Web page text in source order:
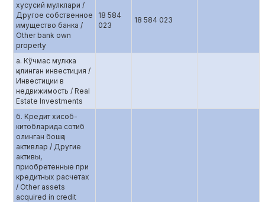
хусусий мулклари /
Другое собственное
имущество банка /
Other bank own
property
18 584
023
18 584 023
а. Кўчмас мулкка
қилинган инвестиция /
Инвестиции в
недвижимость / Real
Estate Investments
б. Кредит хисоб-
китобларида сотиб
олинган бошқа
активлар / Другие
активы,
приобретенные при
кредитных расчетах
/ Other assets
acquired in credit